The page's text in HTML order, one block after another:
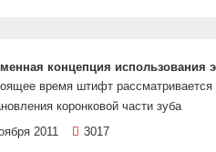
концепция использования
время штифт
коронковой части зуба
2011
3017